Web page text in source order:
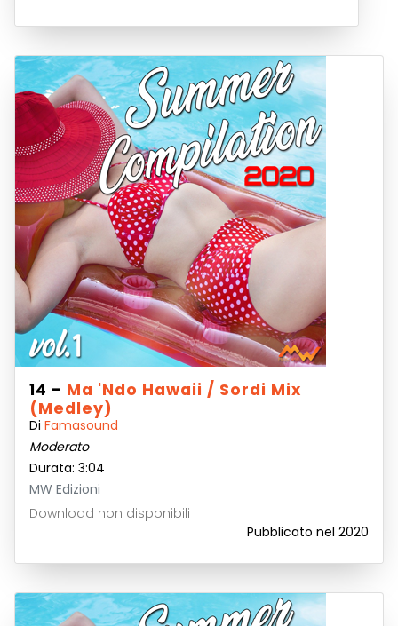
14 - Ma 'ndo Hawaii / Sordi Mix
(Medley)
Di Famasound
Moderato
Durata: 3:04
MW Edizioni
Download non disponibili
Pubblicato nel 2020